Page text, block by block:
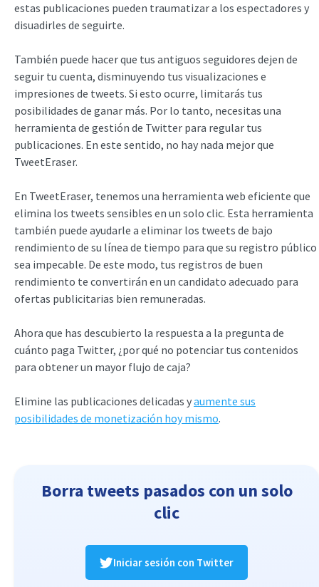
estas publicaciones pueden traumatizar a los espectadores y
disuadirles de seguirte.
También puede hacer que tus antiguos seguidores dejen de
seguir tu cuenta, disminuyendo tus visualizaciones e
impresiones de tweets. Si esto ocurre, limitarás tus
posibilidades de ganar más. Por lo tanto, necesitas una
herramienta de gestión de Twitter para regular tus
publicaciones. En este sentido, no hay nada mejor que
TweetEraser.
En TweetEraser, tenemos una herramienta web eficiente que
elimina los tweets sensibles en un solo clic. Esta herramienta
también puede ayudarle a eliminar los tweets de bajo
rendimiento de su línea de tiempo para que su registro público
sea impecable. De este modo, tus registros de buen
rendimiento te convertirán en un candidato adecuado para
ofertas publicitarias bien remuneradas.
Ahora que has descubierto la respuesta a la pregunta de
cuánto paga Twitter, ¿por qué no potenciar tus contenidos
para obtener un mayor flujo de caja?
Elimine las publicaciones delicadas yaumente sus
posibilidades de monetización hoy mismo.
Borra tweets pasados con un solo
clic
Iniciar sesión con Twitter